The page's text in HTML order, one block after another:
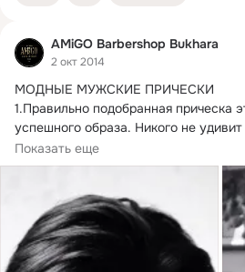
AMiGO Barbershop Bukhara
2 окт 2014
МОДНЫЕ МУЖСКИЕ ПРИЧЕСКИ
1.Правильно подобранная прическа
успешного образа. Никого не удивит
мужчин...
Показать еще